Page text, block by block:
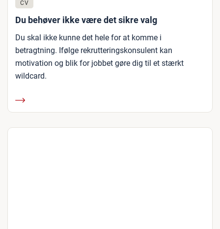
CV
Du behøver ikke være det sikre valg
Du skal ikke kunne det hele for at komme i
betragtning. Ifølge rekrutteringskonsulent kan
motivation og blik for jobbet gøre dig til et stærkt
wildcard.